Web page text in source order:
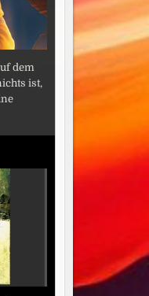
dem
ist,